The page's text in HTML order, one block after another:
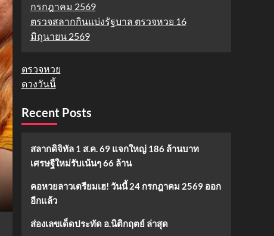
กรกฎาคม 2569
ตรวจสลากกินแบ่งรัฐบาล ตรวจหวย 16
มิถุนายน 2569
ตรวจหวย
ดวงวันนี้
Recent Posts
สลากดิจิทัล 1 ส.ค. 69 แจกใหญ่ 186 ล้านบาท
เศรษฐีใหม่รับเน้นๆ 66 ล้าน
คอหวยลาวเตรียมเฮ! วันนี้ 24 กรกฎาคม 2569 ออก
อีกแล้ว
ส่องเลขเด็ดประทัด อ.นิติกฤตย์ ล่าสุด